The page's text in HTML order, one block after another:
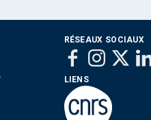
RÉSEAUX SOCIAUX
LIENS